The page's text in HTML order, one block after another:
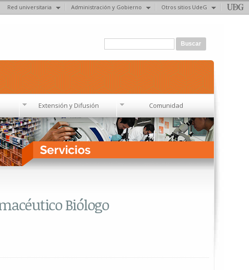
Red universitaria Administración y Gobierno Otros sitios UdeG
Formulario de búsqueda
Extensión y Difusión Comunidad
Biólogo